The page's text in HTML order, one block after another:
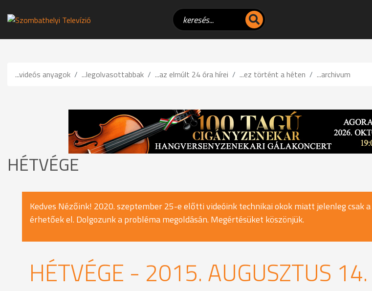
...videós anyagok ...legolvasottabbak ...az elmúlt 24 óra hírei ...ez történt a héten ...archivum
HÉTVÉGE
Kedves Nézőink! 2020. szeptember 25-e előtti videóink technikai okok miatt jelenleg csak a
érhetőek el. Dolgozunk a probléma megoldásán. Megértésüket köszönjük.
HÉTVÉGE - 2015. AUGUSZTUS 14.